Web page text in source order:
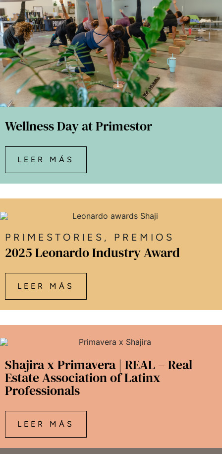
Wellness Day at Primestor
LEER MÁS
PRIMESTORIES , PREMIOS
2025 Leonardo Industry Award
LEER MÁS
Shajira x Primavera | REAL – Real
Estate Association of Latinx
Professionals
LEER MÁS